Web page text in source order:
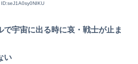
ID:seJ1A0sy0NIKU
で宇宙に出る時に哀・戦士が止ま
い